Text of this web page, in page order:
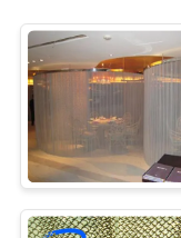
DU
SITE
POLITIQUE
DE